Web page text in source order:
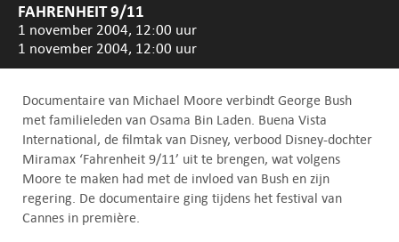
FAHRENHEIT 9/11
1 november 2004, 12:00 uur
1 november 2004, 12:00 uur
Documentaire van Michael Moore verbindt George Bush
met familieleden van Osama Bin Laden. Buena Vista
International, de filmtak van Disney, verbood Disney-dochter
Miramax ‘Fahrenheit 9/11’ uit te brengen, wat volgens
Moore te maken had met de invloed van Bush en zijn
regering. De documentaire ging tijdens het festival van
Cannes in première.